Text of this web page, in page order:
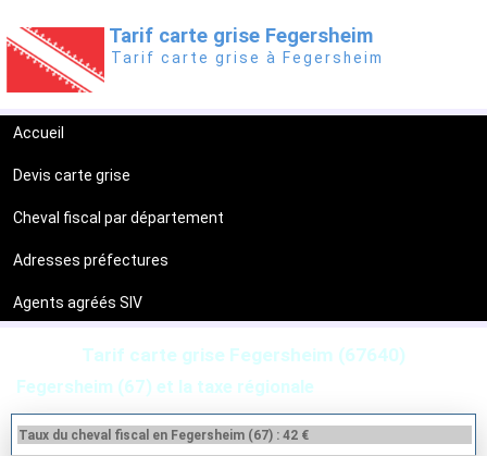
Tarif carte grise Fegersheim
Tarif carte grise à Fegersheim
Accueil
Devis carte grise
Cheval fiscal par département
Adresses préfectures
Agents agréés SIV
Tarif carte grise Fegersheim (67640)
Fegersheim (67) et la taxe régionale
Taux du cheval fiscal en Fegersheim (67) : 42 €